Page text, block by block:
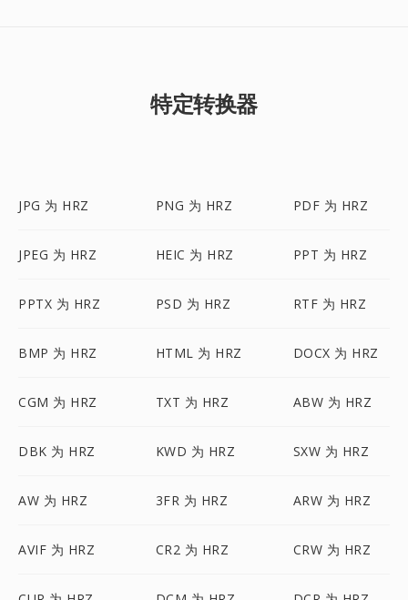
特定转换器
JPG 为 HRZ PNG 为 HRZ PDF 为 HRZ
JPEG 为 HRZ HEIC 为 HRZ PPT 为 HRZ
PPTX 为 HRZ PSD 为 HRZ RTF 为 HRZ
BMP 为 HRZ HTML 为 HRZ DOCX 为 HRZ
CGM 为 HRZ TXT 为 HRZ ABW 为 HRZ
DBK 为 HRZ KWD 为 HRZ SXW 为 HRZ
AW 为 HRZ 3FR 为 HRZ ARW 为 HRZ
AVIF 为 HRZ CR2 为 HRZ CRW 为 HRZ